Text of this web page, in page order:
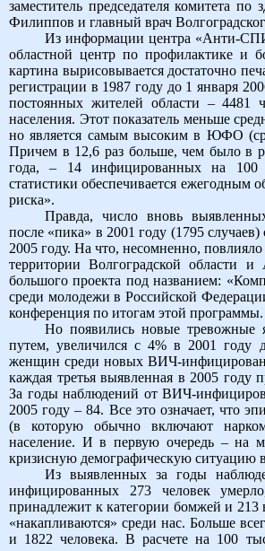
заместитель председателя комитета
Филиппов и главный врач
Из информации центра «Анти-
областной центр по профилактике и
картина вырисовывается достаточно
регистрации в 1987 году до 1 января
постоянных жителей области – 4481
населения. Этот показатель меньше
но является самым высоким в ЮФО
Причем в 12,6 раз больше, чем было в
года, – 14 инфицированных на 100
статистики обеспечивается ежегодным
риска».
Правда, число вновь
после «пика» в 2001 году (1795
2005 году. На что, несомненно,
территории Волгоградской области
большого проекта под названием:
среди молодежи в Российской
конференция по итогам этой программы.
Но появились новые тревожные
путем, увеличился с 4% в 2001 году
женщин среди новых ВИЧ-
каждая третья выявленная в 2005 году
За годы наблюдений от ВИЧ-
2005 году – 84. Все это означает, что
(в которую обычно включают
население. И в первую очередь – на
кризисную демографическую ситуацию
Из выявленных за годы
инфицированных 273 человек
принадлежит к категории бомжей и 213
«накапливаются» среди нас. Больше
и 1822 человека. В расчете на 100